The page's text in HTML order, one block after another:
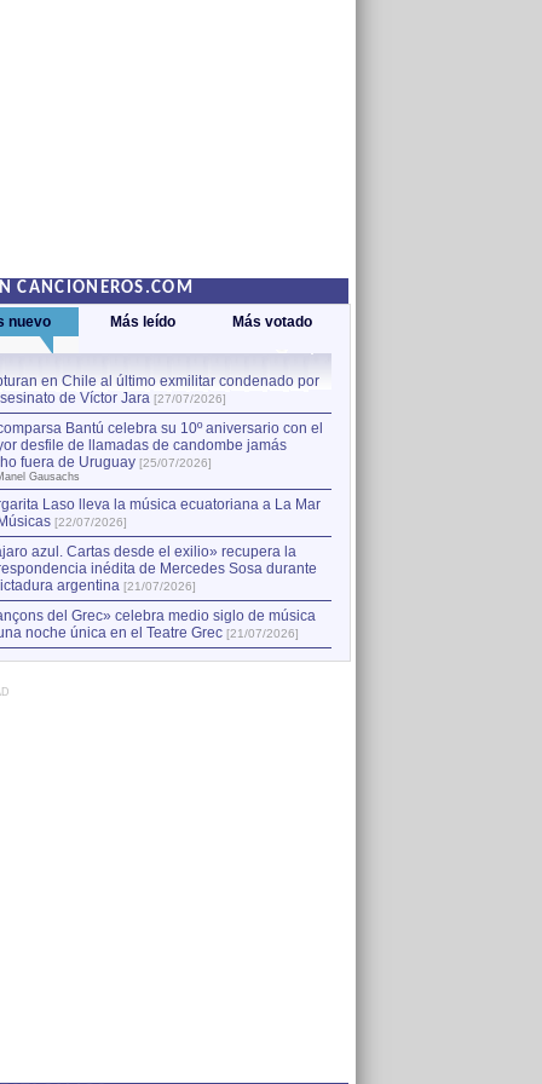
CANCIONEROS.COM
nuevo Más leído Más votado
en Chile al último exmilitar condenado por
de Víctor Jara [27/07/2026]
Bantú celebra su 10º aniversario con el
desfile de llamadas de candombe jamás
fuera de Uruguay [25/07/2026]
Gausachs
Laso lleva la música ecuatoriana a La Mar
[22/07/2026]
azul. Cartas desde el exilio» recupera la
inédita de Mercedes Sosa durante
argentina [21/07/2026]
del Grec» celebra medio siglo de música
noche única en el Teatre Grec [21/07/2026]